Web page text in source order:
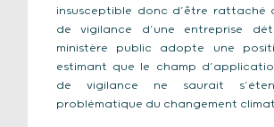
insusceptible donc d’être rattaché
de vigilance d’une entreprise
ministère public adopte une
estimant que le champ
de vigilance ne saurait
problématique du changement